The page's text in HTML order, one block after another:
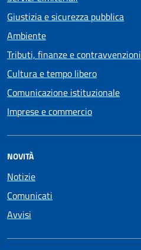
Giustizia e sicurezza pubblica
Ambiente
Tributi, finanze e contravvenzioni
Cultura e tempo libero
Comunicazione istituzionale
Imprese e commercio
NOVITÀ
Notizie
Comunicati
Avvisi